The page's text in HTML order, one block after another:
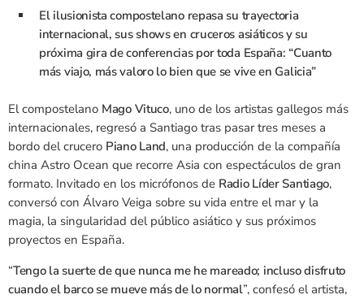
El ilusionista compostelano repasa su trayectoria
internacional, sus shows en cruceros asiáticos y su
próxima gira de conferencias por toda España: “Cuanto
más viajo, más valoro lo bien que se vive en Galicia”
El compostelano Mago Vituco, uno de los artistas gallegos más
internacionales, regresó a Santiago tras pasar tres meses a
bordo del crucero Piano Land, una producción de la compañía
china Astro Ocean que recorre Asia con espectáculos de gran
formato. Invitado en los micrófonos de Radio Líder Santiago,
conversó con Álvaro Veiga sobre su vida entre el mar y la
magia, la singularidad del público asiático y sus próximos
proyectos en España.
“Tengo la suerte de que nunca me he mareado; incluso disfruto
cuando el barco se mueve más de lo normal”, confesó el artista,